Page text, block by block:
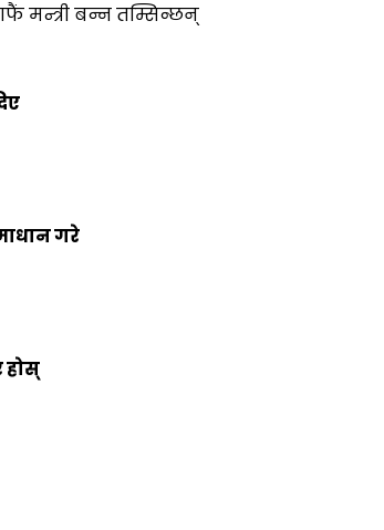
मन्त्री बन्न तम्सिन्छन्
गरे
होस्